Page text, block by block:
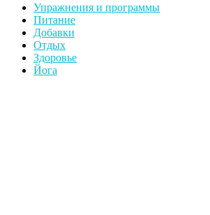
Упражнения и программы
Питание
Добавки
Отдых
Здоровье
Йога